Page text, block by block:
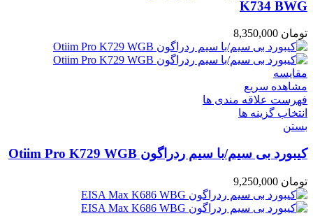
K734 BWG
تومان
مقایسه
مشاهده سریع
فهرست علاقه مندی ها
انتخاب گزینه ها
بستن
کیبورد بی سیم/با سیم ردراگون Otiim Pro K729 WGB
تومان